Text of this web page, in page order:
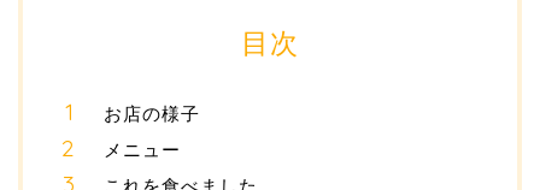
目次
お店の様子
メニュー